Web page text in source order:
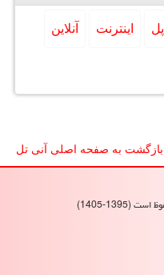
اپل اینترنت آنلاین
بازگشت به صفحه اصلی آنی تل